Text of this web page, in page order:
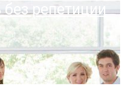
репетиции